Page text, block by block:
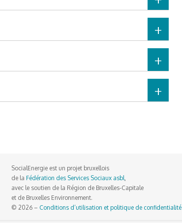
SocialEnergie est un projet bruxellois
de la Fédération des Services Sociaux asbl,
avec le soutien de la Région de Bruxelles-Capitale
et de Bruxelles Environnement.
© 2026 – Conditions d’utilisation et politique de confidentialité